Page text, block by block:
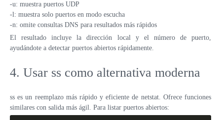
-u: muestra puertos UDP
-l: muestra solo puertos en modo escucha
-n: omite consultas DNS para resultados más rápidos
El resultado incluye la dirección local y el número de puerto,
ayudándote a detectar puertos abiertos rápidamente.
4. Usar ss como alternativa moderna
ss es un reemplazo más rápido y eficiente de netstat. Ofrece funciones
similares con salida más ágil. Para listar puertos abiertos: